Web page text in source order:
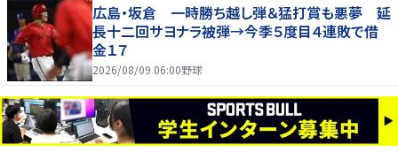
広島・坂倉 一時勝ち越し弾＆猛打賞も悪夢 延
長十二回サヨナラ被弾→今季５度目４連敗で借
金１７
2026/08/09 06:00野球